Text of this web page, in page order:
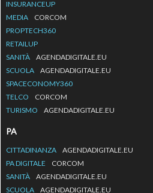
INSURANCEUP
MEDIA
CORCOM
PROPTECH360
RETAILUP
SANITÀ
AGENDADIGITALE.EU
SCUOLA
AGENDADIGITALE.EU
SPACECONOMY360
TELCO
CORCOM
TURISMO
AGENDADIGITALE.EU
PA
CITTADINANZA
AGENDADIGITALE.EU
PA DIGITALE
CORCOM
SANITÀ
AGENDADIGITALE.EU
SCUOLA
AGENDADIGITALE.EU